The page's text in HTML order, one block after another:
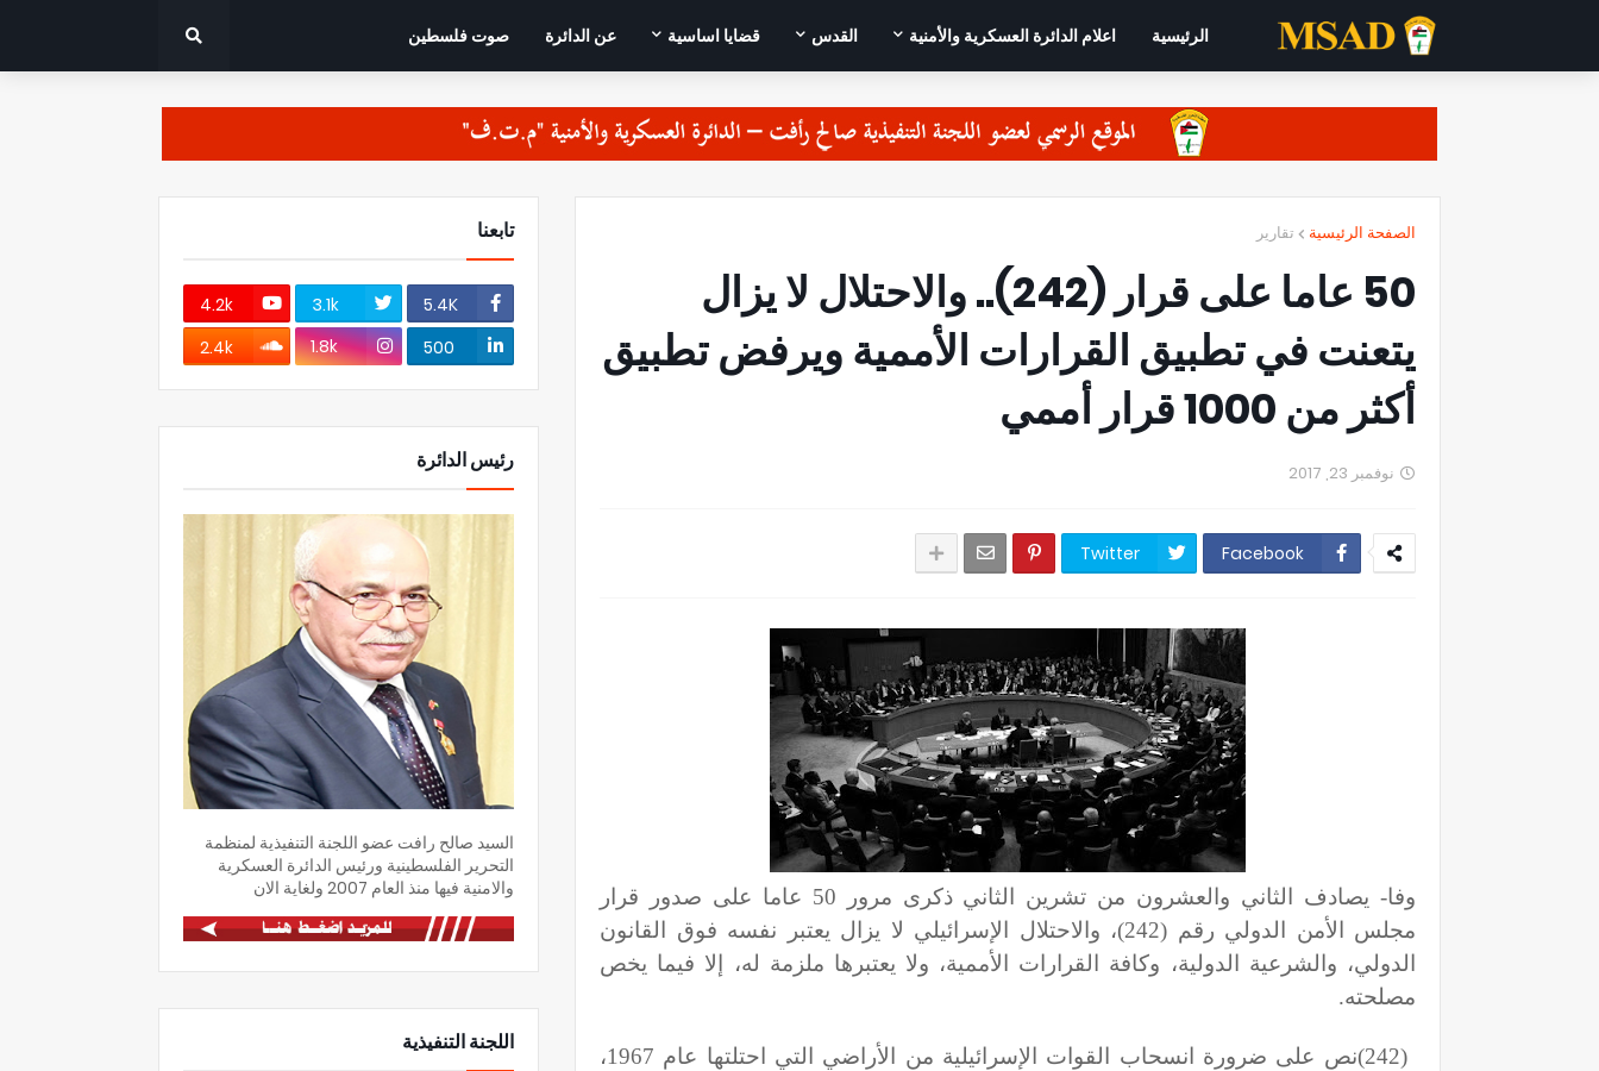
الرئيسية اعلام الدائرة العسكرية والأمنية القدس قضايا اساسية عن الدائرة صوت فلسطين
الصفحة الرئيسية تقارير
50 عاما على قرار (242).. والاحتلال لا يزال
يتعنت في تطبيق القرارات الأممية ويرفض تطبيق
أكثر من 1000 قرار أممي
نوفمبر 23, 2017
Facebook
Twitter
وفا- يصادف الثاني والعشرون من تشرين الثاني ذكرى مرور 50 عاما على صدور قرار
مجلس الأمن الدولي رقم (242)، والاحتلال الإسرائيلي لا يزال يعتبر نفسه فوق القانون
الدولي، والشرعية الدولية، وكافة القرارات الأممية، ولا يعتبرها ملزمة له، إلا فيما يخص
مصلحته.
(242)
نص على ضرورة انسحاب القوات الإسرائيلية من الأراضي التي احتلتها عام 1967،
تابعنا
5.4K
3.1k
4.2k
500
1.8k
2.4k
رئيس الدائرة
السيد صالح رافت عضو اللجنة التنفيذية لمنظمة
التحرير الفلسطينية ورئيس الدائرة العسكرية
والامنية فيها منذ العام 2007 ولغاية الان
اللجنة التنفيذية